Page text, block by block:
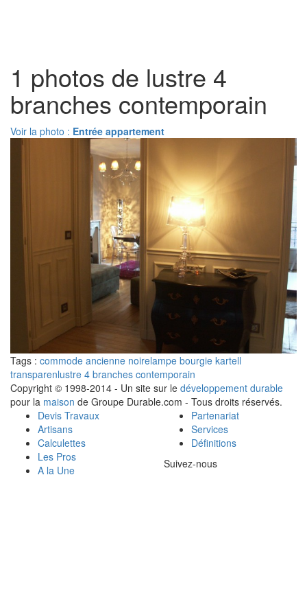
1 photos de lustre 4
branches contemporain
Voir la photo : Entrée appartement
Tags : commode ancienne noirelampe bourgie kartell
transparenlustre 4 branches contemporain
Copyright © 1998-2014 - Un site sur le développement durable
pour la maison de Groupe Durable.com - Tous droits réservés.
Devis Travaux
Artisans
Calculettes
Les Pros
A la Une
Partenariat
Services
Définitions
Suivez-nous